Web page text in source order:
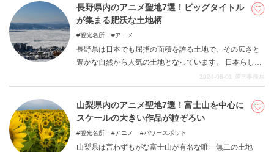
長野県内のアニメ聖地7選！ビッグタイトル
が集まる肥沃な土地柄
観光名所 アニメ
長野県は日本でも屈指の面積を誇る土地で、その広さと
豊かな自然から人気の土地となっています。 日本らしい
美しい光景は「これぞ」と思わせる力があり、風景美な
どを軸にした映画なども多数撮られています。 思わず息
を飲んでしまう雄大な自然を是非堪能していただきたい
です。
2024-08-01 運営事務局
山梨県内のアニメ聖地7選！富士山を中心に
スケールの大きい作品が粒ぞろい
観光名所 アニメ パワースポット
山梨県は言わずもがな富士山が有名な唯一無二の土地